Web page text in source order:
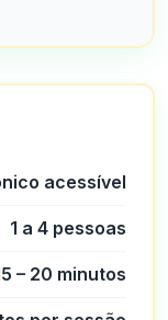
acessível
1 a 4 pessoas
– 20 minutos